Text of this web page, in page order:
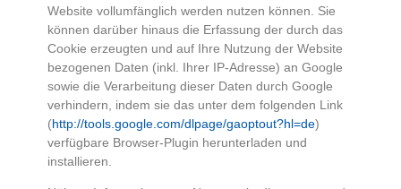
Website vollumfänglich werden nutzen können. Sie
können darüber hinaus die Erfassung der durch das
Cookie erzeugten und auf Ihre Nutzung der Website
bezogenen Daten (inkl. Ihrer IP-Adresse) an Google
sowie die Verarbeitung dieser Daten durch Google
verhindern, indem sie das unter dem folgenden Link
(http://tools.google.com/dlpage/gaoptout?hl=de)
verfügbare Browser-Plugin herunterladen und
installieren.